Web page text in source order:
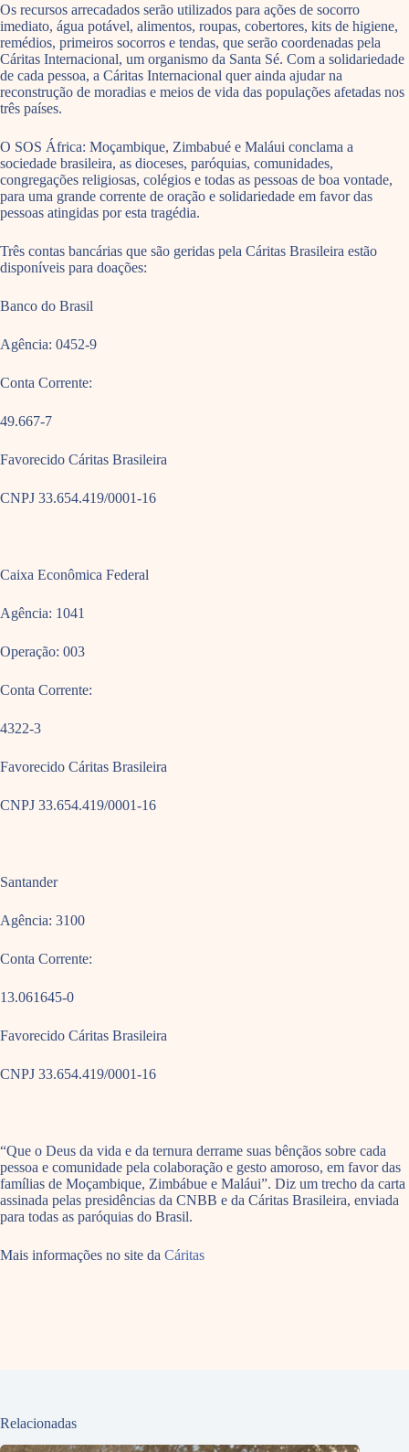
Os recursos arrecadados serão utilizados para ações de socorro
imediato, água potável, alimentos, roupas, cobertores, kits de higiene,
remédios, primeiros socorros e tendas, que serão coordenadas pela
Cáritas Internacional, um organismo da Santa Sé. Com a solidariedade
de cada pessoa, a Cáritas Internacional quer ainda ajudar na
reconstrução de moradias e meios de vida das populações afetadas nos
três países.
O SOS África: Moçambique, Zimbabué e Maláui conclama a
sociedade brasileira, as dioceses, paróquias, comunidades,
congregações religiosas, colégios e todas as pessoas de boa vontade,
para uma grande corrente de oração e solidariedade em favor das
pessoas atingidas por esta tragédia.
Três contas bancárias que são geridas pela Cáritas Brasileira estão
disponíveis para doações:
Banco do Brasil
Agência: 0452-9
Conta Corrente:
49.667-7
Favorecido Cáritas Brasileira
CNPJ 33.654.419/0001-16
Caixa Econômica Federal
Agência: 1041
Operação: 003
Conta Corrente:
4322-3
Favorecido Cáritas Brasileira
CNPJ 33.654.419/0001-16
Santander
Agência: 3100
Conta Corrente:
13.061645-0
Favorecido Cáritas Brasileira
CNPJ 33.654.419/0001-16
“Que o Deus da vida e da ternura derrame suas bênçãos sobre cada
pessoa e comunidade pela colaboração e gesto amoroso, em favor das
famílias de Moçambique, Zimbábue e Maláui”. Diz um trecho da carta
assinada pelas presidências da CNBB e da Cáritas Brasileira, enviada
para todas as paróquias do Brasil.
Mais informações no site da Cáritas
Relacionadas